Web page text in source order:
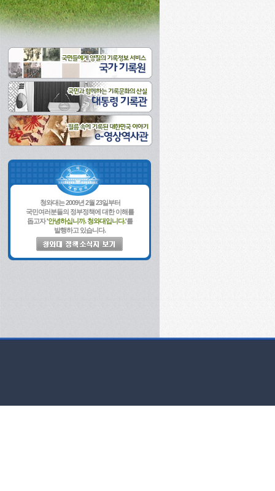
청와대는 2009년 2월 23일부터
국민여러분들의 정부정책에 대한 이해를
돕고자'안녕하십니까. 청와대입니다.'를
발행하고 있습니다.